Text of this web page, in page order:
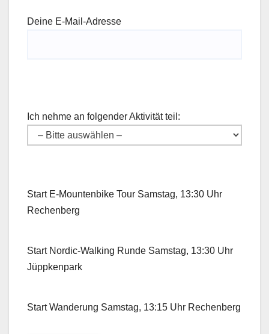
Deine E-Mail-Adresse
Ich nehme an folgender Aktivität teil:
Start E-Mountenbike Tour Samstag, 13:30 Uhr
Rechenberg
Start Nordic-Walking Runde Samstag, 13:30 Uhr
Jüppkenpark
Start Wanderung Samstag, 13:15 Uhr Rechenberg